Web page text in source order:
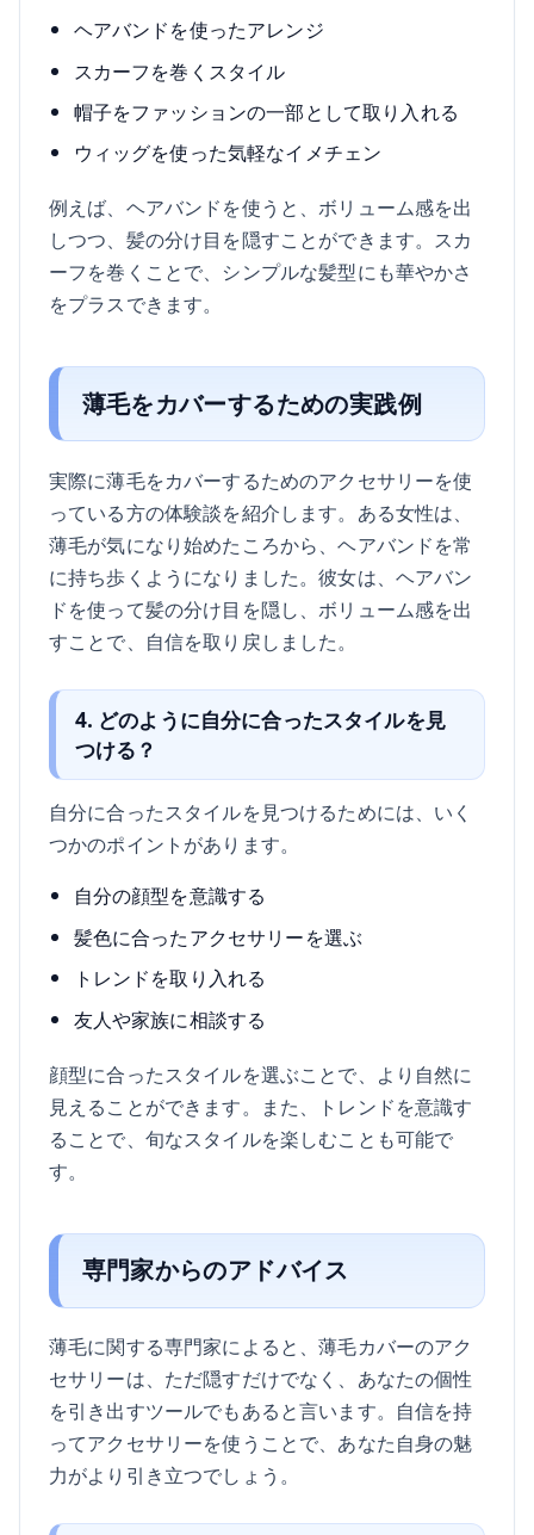
ヘアバンドを使ったアレンジ
スカーフを巻くスタイル
帽子をファッションの一部として取り入れる
ウィッグを使った気軽なイメチェン
例えば、ヘアバンドを使うと、ボリューム感を出
しつつ、髪の分け目を隠すことができます。スカ
ーフを巻くことで、シンプルな髪型にも華やかさ
をプラスできます。
薄毛をカバーするための実践例
実際に薄毛をカバーするためのアクセサリーを使
っている方の体験談を紹介します。ある女性は、
薄毛が気になり始めたころから、ヘアバンドを常
に持ち歩くようになりました。彼女は、ヘアバン
ドを使って髪の分け目を隠し、ボリューム感を出
すことで、自信を取り戻しました。
4. どのように自分に合ったスタイルを見
つける？
自分に合ったスタイルを見つけるためには、いく
つかのポイントがあります。
自分の顔型を意識する
髪色に合ったアクセサリーを選ぶ
トレンドを取り入れる
友人や家族に相談する
顔型に合ったスタイルを選ぶことで、より自然に
見えることができます。また、トレンドを意識す
ることで、旬なスタイルを楽しむことも可能で
す。
専門家からのアドバイス
薄毛に関する専門家によると、薄毛カバーのアク
セサリーは、ただ隠すだけでなく、あなたの個性
を引き出すツールでもあると言います。自信を持
ってアクセサリーを使うことで、あなた自身の魅
力がより引き立つでしょう。